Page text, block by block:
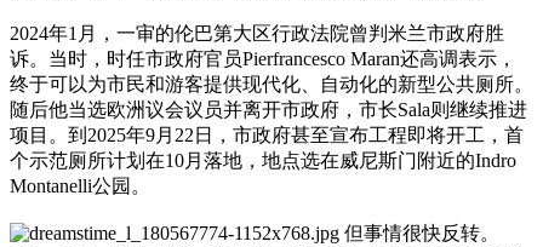
2024年1月，一审的伦巴第大区行政法院曾判米兰市政府胜
诉。当时，时任市政府官员Pierfrancesco Maran还高调表示，
终于可以为市民和游客提供现代化、自动化的新型公共厕所。
随后他当选欧洲议会议员并离开市政府，市长Sala则继续推进
项目。到2025年9月22日，市政府甚至宣布工程即将开工，首
个示范厕所计划在10月落地，地点选在威尼斯门附近的Indro
Montanelli公园。
但事情很快反转。